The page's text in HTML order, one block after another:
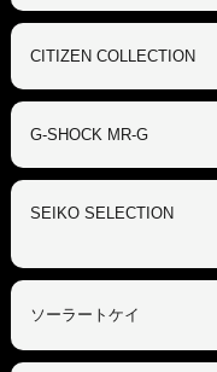
CITIZEN COLLECTION
G-SHOCK MR-G
SEIKO SELECTION
ソーラートケイ